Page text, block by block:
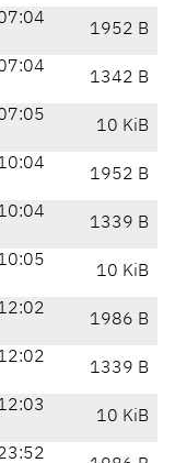
1952 B
1342 B
10 KiB
1952 B
1339 B
10 KiB
1986 B
1339 B
10 KiB